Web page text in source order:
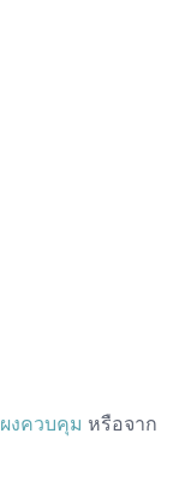
งควบคุม หรือจาก